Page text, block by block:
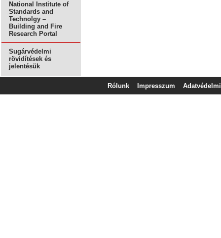
National Institute of
Standards and
Technolgy –
Building and Fire
Research Portal
Sugárvédelmi
rövidítések és
jelentésük
Rólunk Impresszum